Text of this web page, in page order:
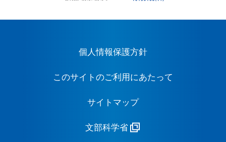
個人情報保護方針
このサイトのご利用にあたって
サイトマップ
文部科学省